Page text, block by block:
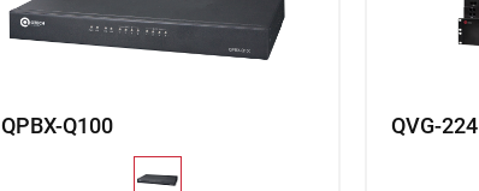
QPBX-Q100 QVG-224